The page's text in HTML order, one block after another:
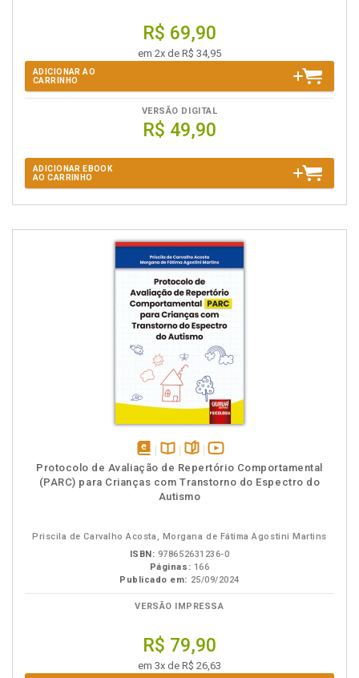
R$ 69,90
em 2x de R$ 34,95
ADICIONAR AO
CARRINHO
VERSÃO DIGITAL
R$ 49,90
ADICIONAR EBOOK
AO CARRINHO
disponível
em
eBook
Disponível
na
B.V.
páginas
vídeo
da
Protocolo de Avaliação de Repertório Comportamental
(PARC) para Crianças com Transtorno do Espectro do
Autismo
Priscila de Carvalho Acosta, Morgana de Fátima Agostini Martins
ISBN: 978652631236-0
Páginas: 166
Publicado em: 25/09/2024
VERSÃO IMPRESSA
R$ 79,90
em 3x de R$ 26,63